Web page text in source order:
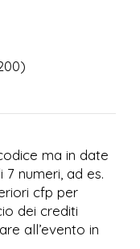
ma in date
numeri, ad es.
cfp per
dei crediti
all’evento in